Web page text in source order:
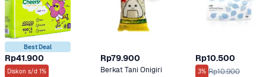
Best Deal
Rp41.900
Diskon s/d 1%
Rp79.900
Berkat Tani Onigiri
Rp10.500
3% Rp10.900